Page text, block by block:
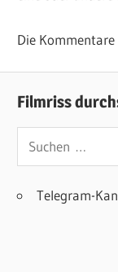
Die Kommentare
Filmriss
Suchen
nach:
Telegram-